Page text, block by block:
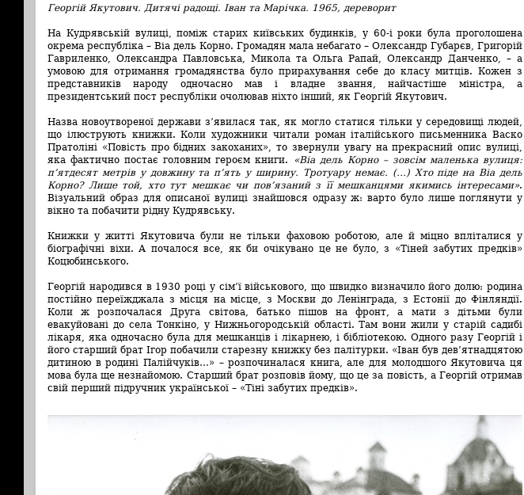
Георгій Якутович. Дитячі радощі. Іван та Марічка. 1965, дереворит
На Кудрявській вулиці, поміж старих київських будинків, у 60-і роки була проголошена
окрема республіка – Віа дель Корно. Громадян мала небагато – Олександр Губарєв, Григорій
Гавриленко, Олександра Павловська, Микола та Ольга Рапай, Олександр Данченко, – а
умовою для отримання громадянства було прирахування себе до класу митців. Кожен з
представників народу одночасно мав і владне звання, найчастіше міністра, а
президентський пост республіки очолював ніхто інший, як Георгій Якутович.
Назва новоутвореної держави з’явилася так, як могло статися тільки у середовищі людей,
що ілюструють книжки. Коли художники читали роман італійського письменника Васко
Пратоліні «Повість про бідних закоханих», то звернули увагу на прекрасний опис вулиці,
яка фактично постає головним героєм книги.
«Віа дель Корно – зовсім маленька вулиця:
п’ятдесят метрів у довжину та п’ять у ширину. Тротуару немає. (…) Хто піде на Віа дель
Корно? Лише той, хто тут мешкає чи пов’язаний з її мешканцями якимись інтересами».
Візуальний образ для описаної вулиці знайшовся одразу ж: варто було лише поглянути у
вікно та побачити рідну Кудрявську.
Книжки у житті Якутовича були не тільки фаховою роботою, але й міцно впліталися у
біографічні віхи. А почалося все, як би очікувано це не було, з «Тіней забутих предків»
Коцюбинського.
Георгій народився в 1930 році у сім’ї військового, що швидко визначило його долю: родина
постійно переїжджала з місця на місце, з Москви до Ленінграда, з Естонії до Фінляндії.
Коли ж розпочалася Друга світова, батько пішов на фронт, а мати з дітьми були
евакуйовані до села Тонкіно, у Нижньогородській області. Там вони жили у старій садибі
лікаря, яка одночасно була для мешканців і лікарнею, і бібліотекою. Одного разу Георгій і
його старший брат Ігор побачили старезну книжку без палітурки. «Іван був дев’ятнадцятою
дитиною в родині Палійчуків…» – розпочиналася книга, але для молодшого Якутовича ця
мова була ще незнайомою. Старший брат розповів йому, що це за повість, а Георгій отримав
свій перший підручник української – «Тіні забутих предків».